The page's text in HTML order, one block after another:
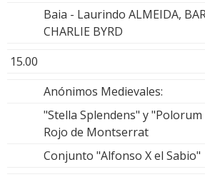
Baia - Laurindo ALMEIDA,
CHARLIE BYRD
15.00
Anónimos Medievales:
"Stella Splendens" y
Rojo de Montserrat
Conjunto "Alfonso X el Sabio"